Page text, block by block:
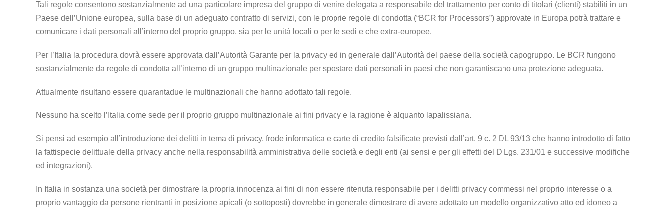
Tali regole consentono sostanzialmente ad una particolare impresa del gruppo di venire delegata a responsabile del trattamento per conto di titolari (clienti) stabiliti in un
Paese dell’Unione europea, sulla base di un adeguato contratto di servizi, con le proprie regole di condotta (“BCR for Processors”) approvate in Europa potrà trattare e
comunicare i dati personali all’interno del proprio gruppo, sia per le unità locali o per le sedi e che extra-europee.
Per l’Italia la procedura dovrà essere approvata dall’Autorità Garante per la privacy ed in generale dall’Autorità del paese della società capogruppo. Le BCR fungono
sostanzialmente da regole di condotta all’interno di un gruppo multinazionale per spostare dati personali in paesi che non garantiscano una protezione adeguata.
Attualmente risultano essere quarantadue le multinazionali che hanno adottato tali regole.
Nessuno ha scelto l’Italia come sede per il proprio gruppo multinazionale ai fini privacy e la ragione è alquanto lapalissiana.
Si pensi ad esempio all’introduzione dei delitti in tema di privacy, frode informatica e carte di credito falsificate previsti dall’art. 9 c. 2 DL 93/13 che hanno introdotto di fatto
la fattispecie delittuale della privacy anche nella responsabilità amministrativa delle società e degli enti (ai sensi e per gli effetti del D.Lgs. 231/01 e successive modifiche
ed integrazioni).
In Italia in sostanza una società per dimostrare la propria innocenza ai fini di non essere ritenuta responsabile per i delitti privacy commessi nel proprio interesse o a
proprio vantaggio da persone rientranti in posizione apicali (o sottoposti) dovrebbe in generale dimostrare di avere adottato un modello organizzativo atto ed idoneo a